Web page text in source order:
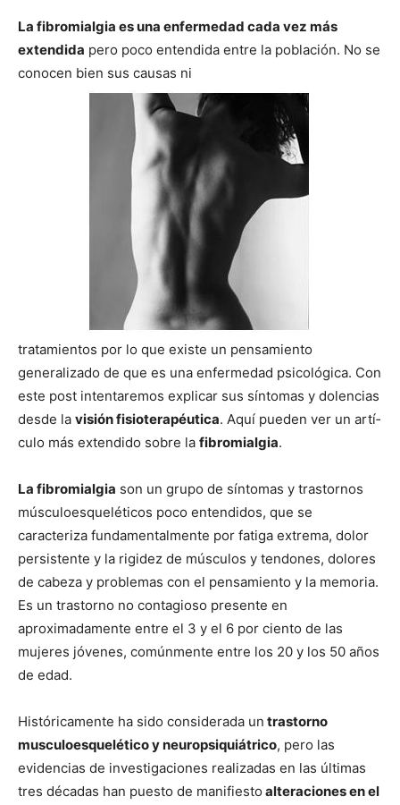
La fibromialgia es una enfermedad cada vez más
extendida pero poco entendida entre la población. No se
conocen bien sus causas ni
tratamientos por lo que existe un pensamiento
generalizado de que es una enfermedad psicológica. Con
este post intentaremos explicar sus sí­ntomas y dolencias
desde la visión fisioterapéutica. Aquí­ pueden ver un artí­
culo más extendido sobre la fibromialgia.
La fibromialgia son un grupo de sí­ntomas y trastornos
músculoesqueléticos poco entendidos, que se
caracteriza fundamentalmente por fatiga extrema, dolor
persistente y la rigidez de músculos y tendones, dolores
de cabeza y problemas con el pensamiento y la memoria.
Es un trastorno no contagioso presente en
aproximadamente entre el 3 y el 6 por ciento de las
mujeres jóvenes, comúnmente entre los 20 y los 50 años
de edad.
Históricamente ha sido considerada un trastorno
musculoesquelético y neuropsiquiátrico, pero las
evidencias de investigaciones realizadas en las últimas
tres décadas han puesto de manifiesto alteraciones en el